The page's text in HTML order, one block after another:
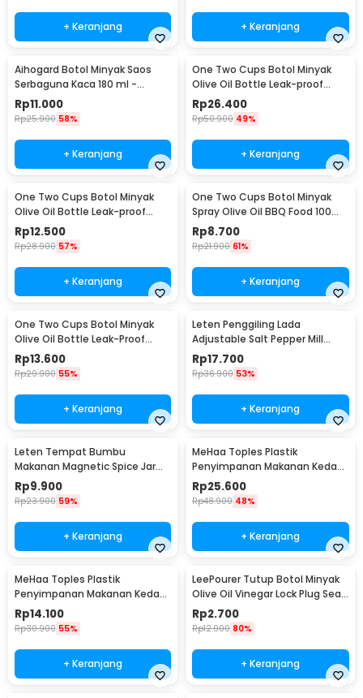
+ Keranjang + Keranjang
Aihogard Botol Minyak Saos
Serbaguna Kaca 180 ml -
CW192
Rp11.000
Rp25.900 58%
+ Keranjang
One Two Cups Botol Minyak
Olive Oil Bottle Leak-proof
500ml - CW199
Rp26.400
Rp50.900 49%
+ Keranjang
One Two Cups Botol Minyak
Olive Oil Bottle Leak-proof
300ml - CW199
Rp12.500
Rp28.900 57%
+ Keranjang
One Two Cups Botol Minyak
Spray Olive Oil BBQ Food 100ml
- HEA-1075
Rp8.700
Rp21.900 61%
+ Keranjang
One Two Cups Botol Minyak
Olive Oil Bottle Leak-Proof
300ml - KG57H
Rp13.600
Rp29.900 55%
+ Keranjang
Leten Penggiling Lada
Adjustable Salt Pepper Mill
Grinder - 9179
Rp17.700
Rp36.900 53%
+ Keranjang
Leten Tempat Bumbu
Makanan Magnetic Spice Jar
Container 1 PCS - C121
Rp9.900
Rp23.900 59%
+ Keranjang
MeHaa Toples Plastik
Penyimpanan Makanan Kedap
Udara Storage Jar 1.8L - YF0086
Rp25.600
Rp48.900 48%
+ Keranjang
MeHaa Toples Plastik
Penyimpanan Makanan Kedap
Udara Storage Jar 700ml -
YF0086
Rp14.100
Rp30.900 55%
+ Keranjang
LeePourer Tutup Botol Minyak
Olive Oil Vinegar Lock Plug Seal
- HE131
Rp2.700
Rp12.900 80%
+ Keranjang